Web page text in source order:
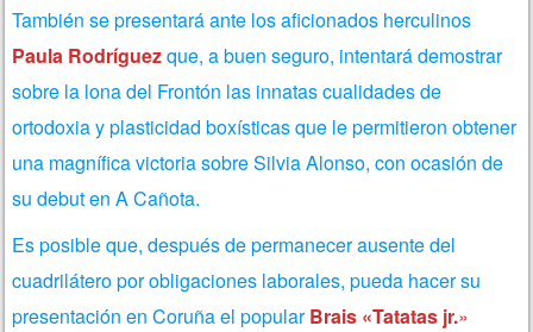
También se presentará ante los aficionados herculinos
Paula Rodríguezque, a buen seguro, intentará demostrar
sobre la lona del Frontón las innatas cualidades de
ortodoxia y plasticidad boxísticas que le permitieron obtener
una magnífica victoria sobre Silvia Alonso, con ocasión de
su debut en A Cañota.
Es posible que, después de permanecer ausente del
cuadrilátero por obligaciones laborales, pueda hacer su
presentación en Coruña el popularBrais «Tatatas jr.»